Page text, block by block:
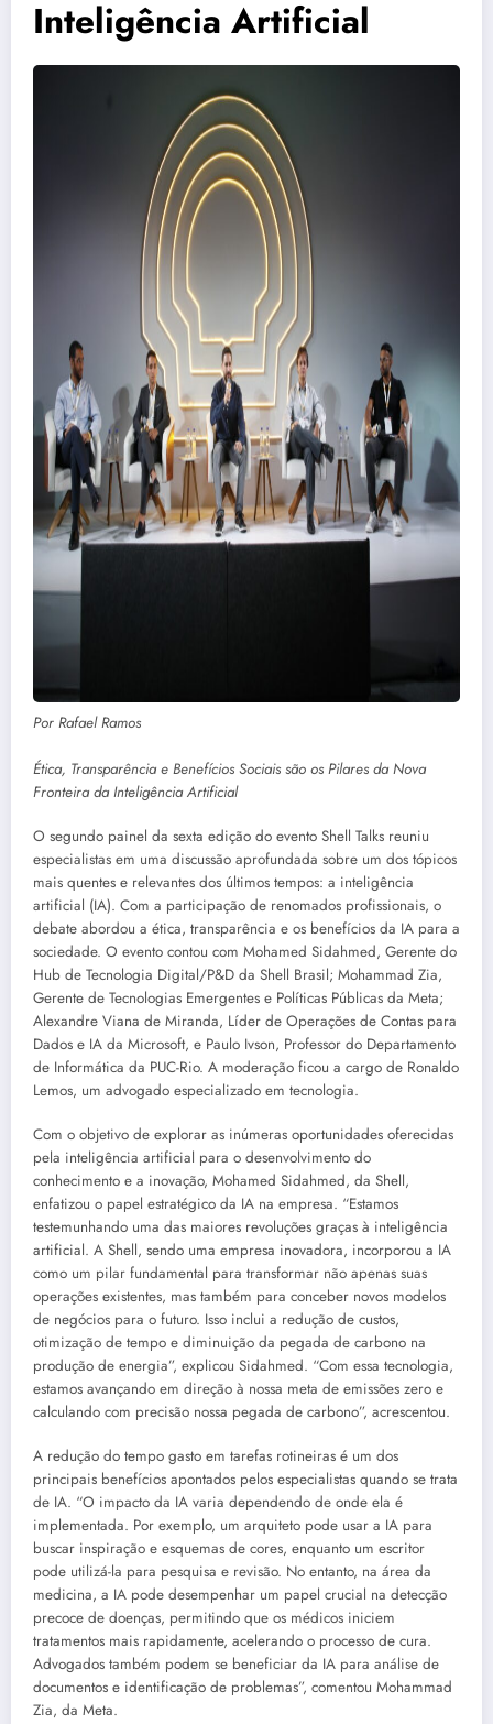
Inteligência Artificial
Por Rafael Ramos
Ética, Transparência e Benefícios Sociais são os Pilares da Nova
Fronteira da Inteligência Artificial
O segundo painel da sexta edição do evento Shell Talks reuniu
especialistas em uma discussão aprofundada sobre um dos tópicos
mais quentes e relevantes dos últimos tempos: a inteligência
artificial (IA). Com a participação de renomados profissionais, o
debate abordou a ética, transparência e os benefícios da IA para a
sociedade. O evento contou com Mohamed Sidahmed, Gerente do
Hub de Tecnologia Digital/P&D da Shell Brasil; Mohammad Zia,
Gerente de Tecnologias Emergentes e Políticas Públicas da Meta;
Alexandre Viana de Miranda, Líder de Operações de Contas para
Dados e IA da Microsoft, e Paulo Ivson, Professor do Departamento
de Informática da PUC-Rio. A moderação ficou a cargo de Ronaldo
Lemos, um advogado especializado em tecnologia.
Com o objetivo de explorar as inúmeras oportunidades oferecidas
pela inteligência artificial para o desenvolvimento do
conhecimento e a inovação, Mohamed Sidahmed, da Shell,
enfatizou o papel estratégico da IA na empresa. “Estamos
testemunhando uma das maiores revoluções graças à inteligência
artificial. A Shell, sendo uma empresa inovadora, incorporou a IA
como um pilar fundamental para transformar não apenas suas
operações existentes, mas também para conceber novos modelos
de negócios para o futuro. Isso inclui a redução de custos,
otimização de tempo e diminuição da pegada de carbono na
produção de energia”, explicou Sidahmed. “Com essa tecnologia,
estamos avançando em direção à nossa meta de emissões zero e
calculando com precisão nossa pegada de carbono”, acrescentou.
A redução do tempo gasto em tarefas rotineiras é um dos
principais benefícios apontados pelos especialistas quando se trata
de IA. “O impacto da IA varia dependendo de onde ela é
implementada. Por exemplo, um arquiteto pode usar a IA para
buscar inspiração e esquemas de cores, enquanto um escritor
pode utilizá-la para pesquisa e revisão. No entanto, na área da
medicina, a IA pode desempenhar um papel crucial na detecção
precoce de doenças, permitindo que os médicos iniciem
tratamentos mais rapidamente, acelerando o processo de cura.
Advogados também podem se beneficiar da IA para análise de
documentos e identificação de problemas”, comentou Mohammad
Zia, da Meta.